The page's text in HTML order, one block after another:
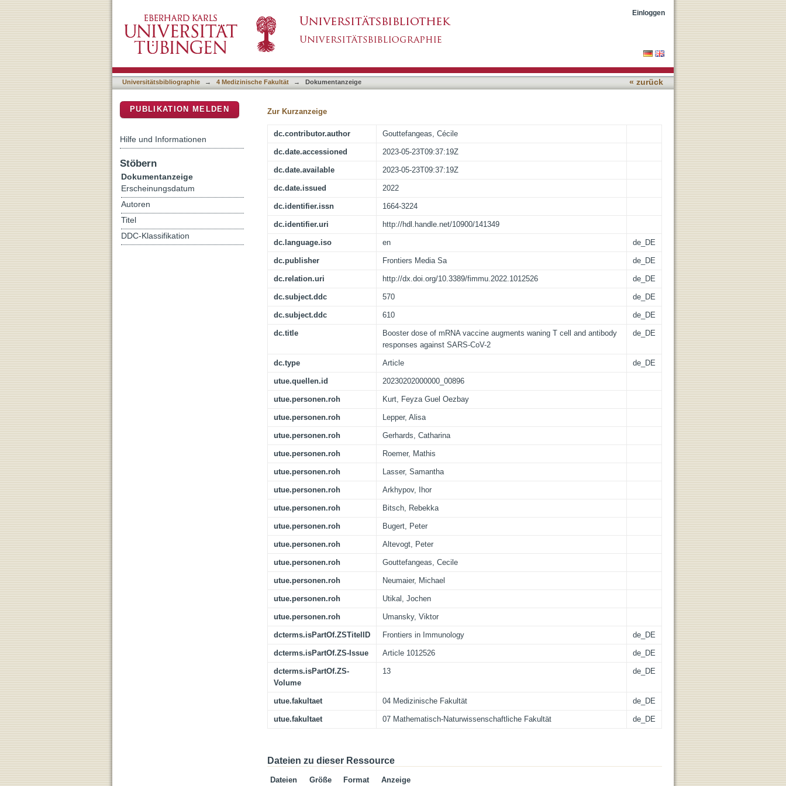
Booster dose of mRNA vaccine augments waning T cell and antibody responses against SARS-
CoV-2
Einloggen
Universitätsbibliographie → 4 Medizinische Fakultät → Dokumentanzeige « zurück
Zur Kurzanzeige
dc.contributor.author Gouttefangeas, Cécile
dc.date.accessioned 2023-05-23T09:37:19Z
dc.date.available 2023-05-23T09:37:19Z
dc.date.issued 2022
dc.identifier.issn 1664-3224
dc.identifier.uri http://hdl.handle.net/10900/141349
dc.language.iso en de_DE
dc.publisher Frontiers Media Sa de_DE
dc.relation.uri http://dx.doi.org/10.3389/fimmu.2022.1012526 de_DE
dc.subject.ddc 570 de_DE
dc.subject.ddc 610 de_DE
dc.title
Booster dose of mRNA vaccine augments waning T cell and antibody
responses against SARS-CoV-2
de_DE
dc.type Article de_DE
utue.quellen.id 20230202000000_00896
utue.personen.roh Kurt, Feyza Guel Oezbay
utue.personen.roh Lepper, Alisa
utue.personen.roh Gerhards, Catharina
utue.personen.roh Roemer, Mathis
utue.personen.roh Lasser, Samantha
utue.personen.roh Arkhypov, Ihor
utue.personen.roh Bitsch, Rebekka
utue.personen.roh Bugert, Peter
utue.personen.roh Altevogt, Peter
utue.personen.roh Gouttefangeas, Cecile
utue.personen.roh Neumaier, Michael
utue.personen.roh Utikal, Jochen
utue.personen.roh Umansky, Viktor
dcterms.isPartOf.ZSTitelID Frontiers in Immunology de_DE
dcterms.isPartOf.ZS-Issue Article 1012526 de_DE
dcterms.isPartOf.ZS-
Volume
13 de_DE
utue.fakultaet 04 Medizinische Fakultät de_DE
utue.fakultaet 07 Mathematisch-Naturwissenschaftliche Fakultät de_DE
Dateien zu dieser Ressource
Dateien Größe Format Anzeige
PUBLIKATION MELDEN
Hilfe und Informationen
Stöbern
Dokumentanzeige
Erscheinungsdatum
Autoren
Titel
DDC-Klassifikation